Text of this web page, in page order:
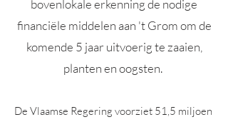
bovenlokale erkenning de nodige
financiële middelen aan 't Grom om de
komende 5 jaar uitvoerig te zaaien,
planten en oogsten.
De Vlaamse Regering voorziet 51,5 miljoen